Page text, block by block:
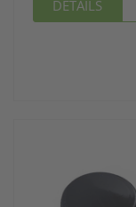
DETAILS